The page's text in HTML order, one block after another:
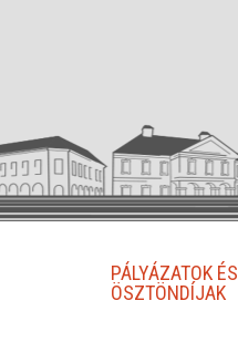
PÁLYÁZATOK ÉS
ÖSZTÖNDÍJAK